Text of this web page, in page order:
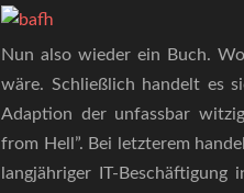
Nun also wieder ein Buch.
wäre. Schließlich handelt es
Adaption der unfassbar
from Hell”. Bei letzterem
langjähriger IT-Beschäftigung